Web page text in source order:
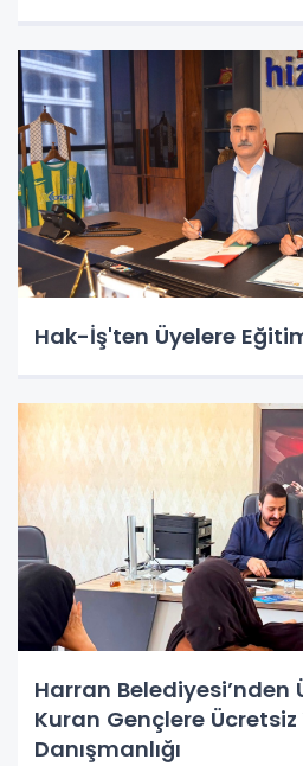
Hak-İş'ten Üyelere
Harran Belediyesi’nden
Kuran Gençlere Ücretsiz
Danışmanlığı